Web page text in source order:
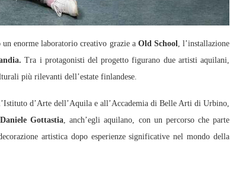
enorme laboratorio creativo grazie a Old School
, l’installazione
Tra i protagonisti del progetto figurano due artisti aquilani,
più rilevanti dell’estate finlandese.
d’Arte dell’Aquila e all’Accademia di Belle Arti di Urbino,
Daniele Gottastia , anch’egli aquilano, con un percorso che parte
artistica dopo esperienze significative nel mondo della